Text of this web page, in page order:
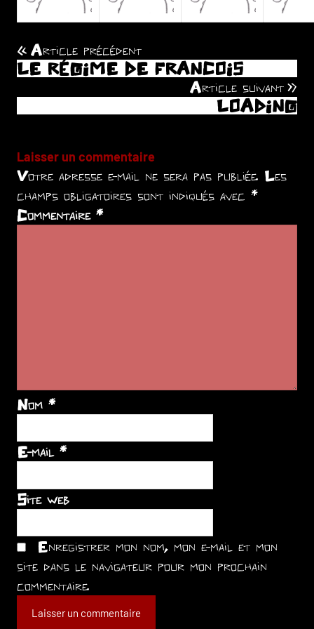
Navigation
de
l’article
Article précédent
LE RÉGIME DE FRANCOIS
Article suivant
LOADING
Laisser un commentaire
Votre adresse e-mail ne sera pas publiée. Les
champs obligatoires sont indiqués avec *
Commentaire *
Nom *
E-mail *
Site web
Enregistrer mon nom, mon e-mail et mon
site dans le navigateur pour mon prochain
commentaire.